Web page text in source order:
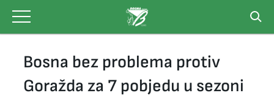
content
Bosna bez problema protiv
Goražda za 7 pobjedu u sezoni